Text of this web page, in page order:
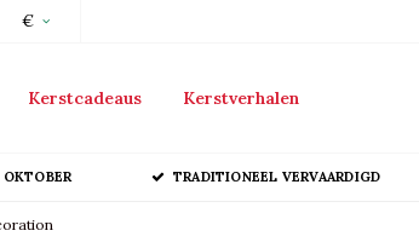
€
Kerstcadeaus Kerstverhalen
TRADITIONEEL VERVAARDIGD